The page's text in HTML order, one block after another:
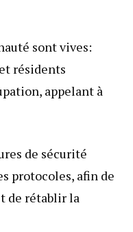
sont vives:
résidents
appelant à
de sécurité
protocoles, afin de
de rétablir la